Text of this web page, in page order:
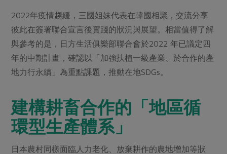
2022年疫情趨緩，三國姐妹代表在韓國相聚，交流分享
彼此在簽署聯合宣言後實踐的狀況與展望。相當值得了解
與參考的是，日方生活俱樂部聯合會於2022 年已議定四
年的中期計畫，確認以「加強扶植一級產業、於合作的產
地力行永續」為重點課題，推動在地SDGs。
建構耕畜合作的「地區循
環型生產體系」
日本農村同樣面臨人力老化、放棄耕作的農地增加等狀